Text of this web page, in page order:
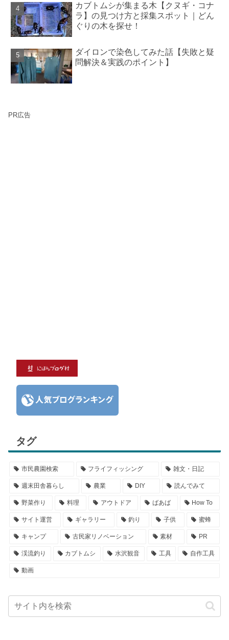
カブトムシが集まる木【クヌギ・コナ
ラ】の見つけ方と採集スポット｜どん
ぐりの木を探せ！
ダイロンで染色してみた話【失敗と疑
問解決＆実践のポイント】
PR広告
タグ
市民農園検索 フライフィッシング 雑文・日記
週末田舎暮らし 農業 DIY 読んでみて
野菜作り 料理 アウトドア ばあば How To
サイト運営 ギャラリー 釣り 子供 蜜蜂
キャンプ 古民家リノベーション 素材 PR
渓流釣り カブトムシ 水沢観音 工具 自作工具
動画